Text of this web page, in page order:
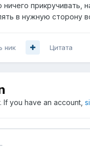
ничего прикручивать,
в нужную сторону
ник Цитата
you have an account,